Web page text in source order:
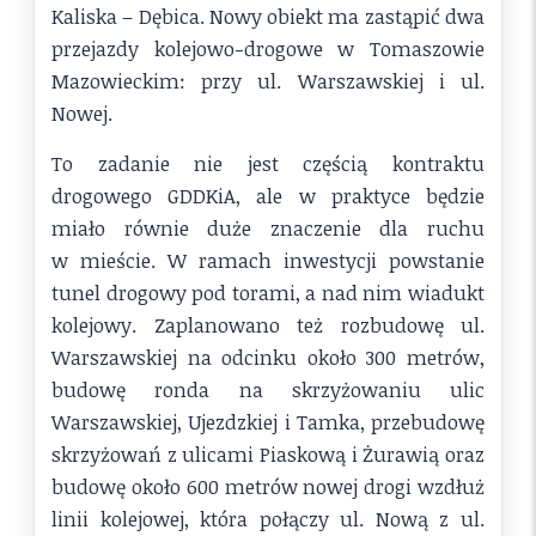
Kaliska – Dębica. Nowy obiekt ma zastąpić dwa
przejazdy kolejowo-drogowe w Tomaszowie
Mazowieckim: przy ul. Warszawskiej i ul.
Nowej.
To zadanie nie jest częścią kontraktu
drogowego GDDKiA, ale w praktyce będzie
miało równie duże znaczenie dla ruchu
w mieście. W ramach inwestycji powstanie
tunel drogowy pod torami, a nad nim wiadukt
kolejowy. Zaplanowano też rozbudowę ul.
Warszawskiej na odcinku około 300 metrów,
budowę ronda na skrzyżowaniu ulic
Warszawskiej, Ujezdzkiej i Tamka, przebudowę
skrzyżowań z ulicami Piaskową i Żurawią oraz
budowę około 600 metrów nowej drogi wzdłuż
linii kolejowej, która połączy ul. Nową z ul.